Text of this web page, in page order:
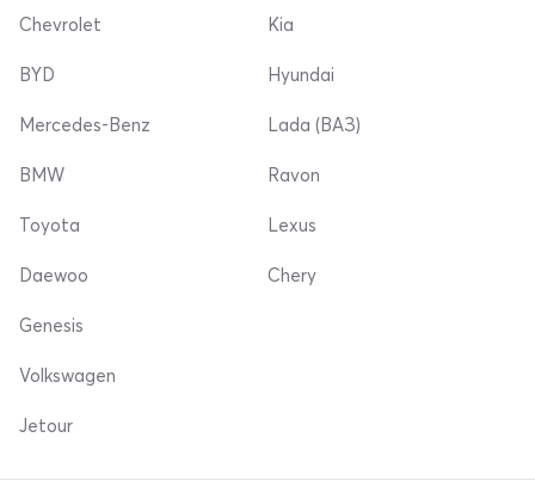
Chevrolet
BYD
Mercedes-Benz
Kia
Hyundai
Lada (ВАЗ)
BMW
Toyota
Daewoo
Ravon
Lexus
Chery
Genesis
Volkswagen
Jetour